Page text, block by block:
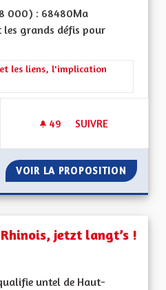
000) : 68480Ma
grands défis pour
: Les solidarités, les soins
les liens, l'implication
49 49 ABONNÉS
SUIVRE
VOIR LA PROPOSITION
jetzt langt’s !
untel de Haut-